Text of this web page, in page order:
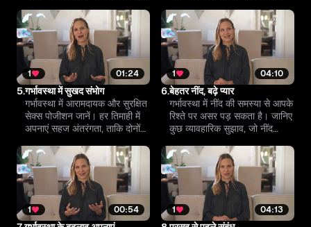
करेगा और संबंधों में निकटता बनाए
रखने के लिए वास्तविक सुझाव देगा।
01:24
1
5.गर्भावस्था में सुखद संभोग
गर्भावस्था में आरामदायक और सुरक्षित
सेक्स पोजीशन जानें। हर तिमाही में
अपनाएं सहज अंतरंगता, ताकि दोनों
रहे।
04:10
1
6.बेहतर नींद, बढ़े प्यार
गर्भावस्था में नींद की समस्या से आपके
रिश्ते पर असर पड़ सकता है। जानिए
कुछ व्यावहारिक सुझाव, जो नींद
नज़दीकी को भी बनाए रखेंगे।
00:54
1 04:13
1